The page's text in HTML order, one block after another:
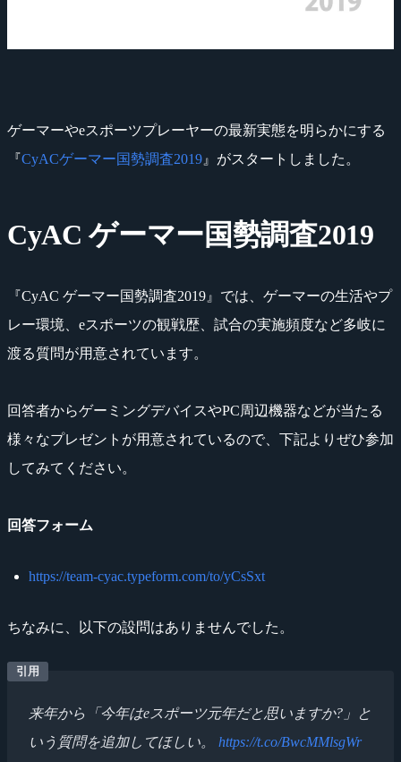
ゲーマーやeスポーツプレーヤーの最新実態を明らかにする
『 CyACゲーマー国勢調査2019』がスタートしました。
CyAC ゲーマー国勢調査2019
『CyAC ゲーマー国勢調査2019』では、ゲーマーの生活やプ
レー環境、eスポーツの観戦歴、試合の実施頻度など多岐に
渡る質問が用意されています。
回答者からゲーミングデバイスやPC周辺機器などが当たる
様々なプレゼントが用意されているので、下記よりぜひ参加
してみてください。
回答フォーム
https://team-cyac.typeform.com/to/yCsSxt
ちなみに、以下の設問はありませんでした。
来年から「今年はeスポーツ元年だと思いますか?」と
いう質問を追加してほしい。 https://t.co/BwcMMlsgWr